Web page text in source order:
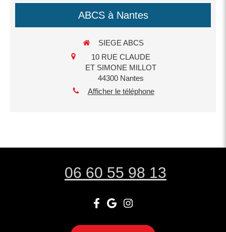
ABCS à Nantes
SIEGE ABCS
10 RUE CLAUDE
ET SIMONE MILLOT
44300 Nantes
Afficher le téléphone
06 60 55 98 13